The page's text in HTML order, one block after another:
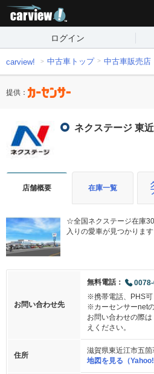
ログイン
carview! 中古車トップ 中古車販売店
提供：
ネクステージ 東
店舗概要 在庫一覧
☆全国ネクステージ在庫
入りの愛車が見つかりま
お問い合わせ先
無料電話：
※携帯電話、PHS可
※カーセンサーnet
お問い合わせの際
えください。
住所
滋賀県東近江市五
地図を見る（Yahoo!